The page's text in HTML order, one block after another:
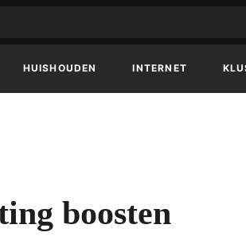
HUISHOUDEN INTERNET
boosten